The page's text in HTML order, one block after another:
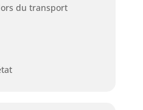
du transport